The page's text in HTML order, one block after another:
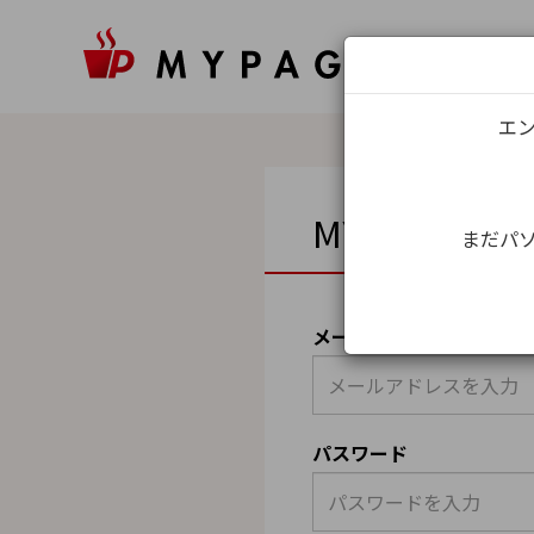
MYPAGEロ
メールアドレス（ユーザ
パスワード
エ
まだパ